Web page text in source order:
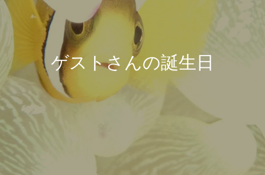
ゲストさんの誕生日